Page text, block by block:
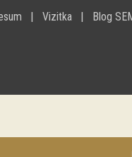
Vizitka Blog